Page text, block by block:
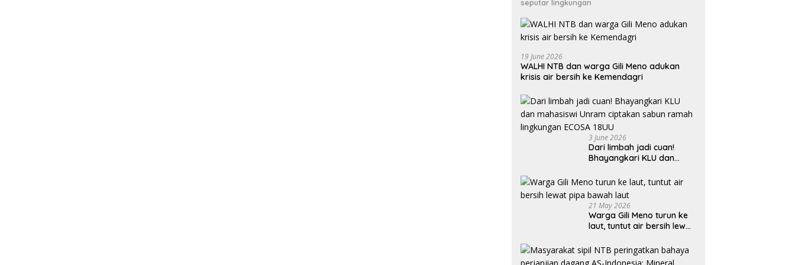
seputar lingkungan
19 June 2026
WALHI NTB dan warga Gili Meno adukan
krisis air bersih ke Kemendagri
3 June 2026
Dari limbah jadi cuan!
Bhayangkari KLU dan
sabun ramah lingkungan
ECOSA 18UU
21 May 2026
Warga Gili Meno turun ke
laut, tuntut air bersih lewat